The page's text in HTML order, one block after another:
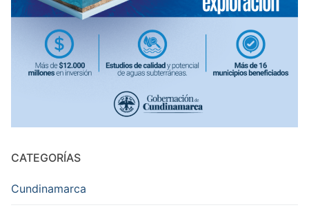
CATEGORÍAS
Cundinamarca